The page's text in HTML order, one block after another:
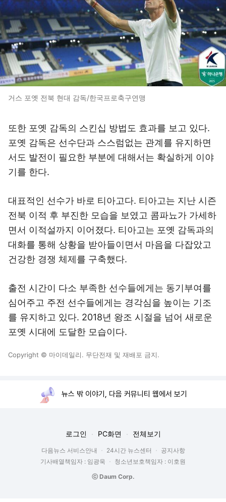
거스 포옛 전북 현대 감독/한국프로축구연맹
또한 포옛 감독의 스킨십 방법도 효과를 보고 있다.
포옛 감독은 선수단과 스스럼없는 관계를 유지하면
서도 발전이 필요한 부분에 대해서는 확실하게 이야
기를 한다.
대표적인 선수가 바로 티아고다. 티아고는 지난 시즌
전북 이적 후 부진한 모습을 보였고 콤파뇨가 가세하
면서 이적설까지 이어졌다. 티아고는 포옛 감독과의
대화를 통해 상황을 받아들이면서 마음을 다잡았고
건강한 경쟁 체제를 구축했다.
출전 시간이 다소 부족한 선수들에게는 동기부여를
심어주고 주전 선수들에게는 경각심을 높이는 기조
를 유지하고 있다. 2018년 왕조 시절을 넘어 새로운
포옛 시대에 도달한 모습이다.
Copyright © 마이데일리. 무단전재 및 재배포 금지.
뉴스 밖 이야기, 다음 커뮤니티 웹에서 보기
로그인 PC화면 전체보기
다음뉴스 서비스안내 24시간 뉴스센터
공지사항
기사배열책임자 : 임광욱
청소년보호책임자 : 이호원
ⓒ Daum Corp.